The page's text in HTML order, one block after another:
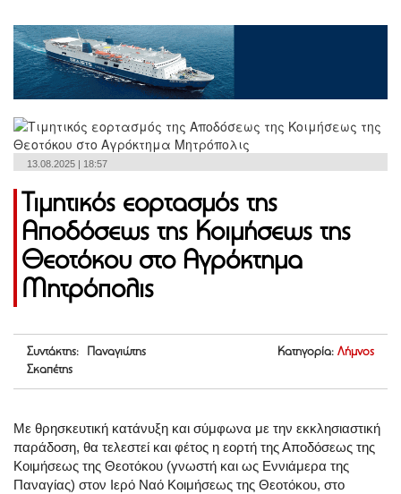
13.08.2025 | 18:57
Τιμητικός εορτασμός της
Αποδόσεως της Κοιμήσεως της
Θεοτόκου στο Αγρόκτημα
Μητρόπολις
Συντάκτης: Παναγιώτης
Σκαπέτης
Κατηγορία: Λήμνος
Με θρησκευτική κατάνυξη και σύμφωνα με την εκκλησιαστική
παράδοση, θα τελεστεί και φέτος η εορτή της Αποδόσεως της
Κοιμήσεως της Θεοτόκου (γνωστή και ως Εννιάμερα της
Παναγίας) στον Ιερό Ναό Κοιμήσεως της Θεοτόκου, στο